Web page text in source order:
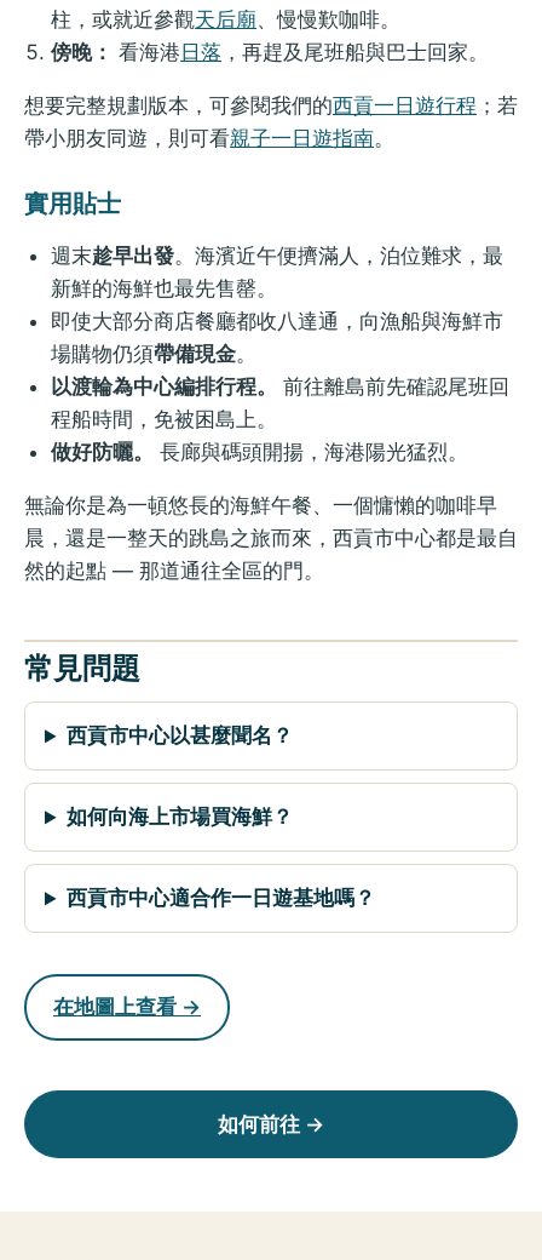
柱，或就近參觀天后廟、慢慢歎咖啡。
傍晚： 看海港 日落 ，再趕及尾班船與巴士回家。
想要完整規劃版本，可參閱我們的西貢一日遊行程 ；若
帶小朋友同遊，則可看親子一日遊指南。
實用貼士
週末趁早出發。海濱近午便擠滿人，泊位難求，最
新鮮的海鮮也最先售罄。
即使大部分商店餐廳都收八達通，向漁船與海鮮市
場購物仍須帶備現金。
以渡輪為中心編排行程。
前往離島前先確認尾班回
程船時間，免被困島上。
做好防曬。
長廊與碼頭開揚，海港陽光猛烈。
無論你是為一頓悠長的海鮮午餐、一個慵懶的咖啡早
晨，還是一整天的跳島之旅而來，西貢市中心都是最自
然的起點 — 那道通往全區的門。
常見問題
西貢市中心以甚麼聞名？
如何向海上市場買海鮮？
西貢市中心適合作一日遊基地嗎？
在地圖上查看 →
如何前往 →